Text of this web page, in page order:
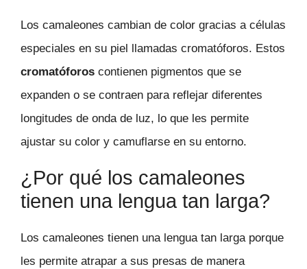
Los camaleones cambian de color gracias a células
especiales en su piel llamadas cromatóforos. Estos
cromatóforos contienen pigmentos que se
expanden o se contraen para reflejar diferentes
longitudes de onda de luz, lo que les permite
ajustar su color y camuflarse en su entorno.
¿Por qué los camaleones
tienen una lengua tan larga?
Los camaleones tienen una lengua tan larga porque
les permite atrapar a sus presas de manera